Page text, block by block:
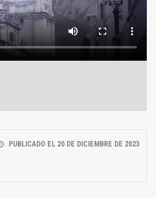
PUBLICADO EL 20 DE DICIEMBRE DE 2023